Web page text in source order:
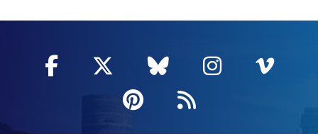
Facebook
, Ouvre une nouvelle fenêtre
Twitter
, Ouvre une nouvelle
Bluesky
, Ouvre une
Instagram
, Ouvre
,
Pinterest
, Ouvre une
Flux RSS